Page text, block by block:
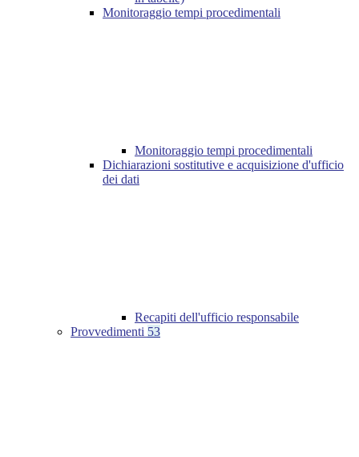
Monitoraggio tempi procedimentali
Monitoraggio tempi procedimentali
Dichiarazioni sostitutive e acquisizione d'ufficio
dei dati
Recapiti dell'ufficio responsabile
Provvedimenti 53